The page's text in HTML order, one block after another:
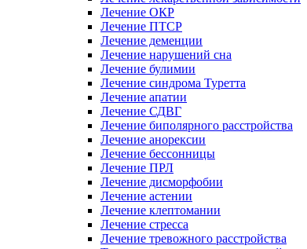
Лечение ОКР
Лечение ПТСР
Лечение деменции
Лечение нарушений сна
Лечение булимии
Лечение синдрома Туретта
Лечение апатии
Лечение СДВГ
Лечение биполярного расстройства
Лечение анорексии
Лечение бессонницы
Лечение ПРЛ
Лечение дисморфобии
Лечение астении
Лечение клептомании
Лечение стресса
Лечение тревожного расстройства